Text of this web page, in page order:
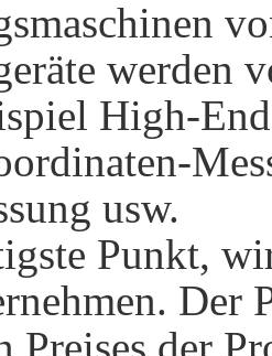
High-
usw.
Punkt,
Der